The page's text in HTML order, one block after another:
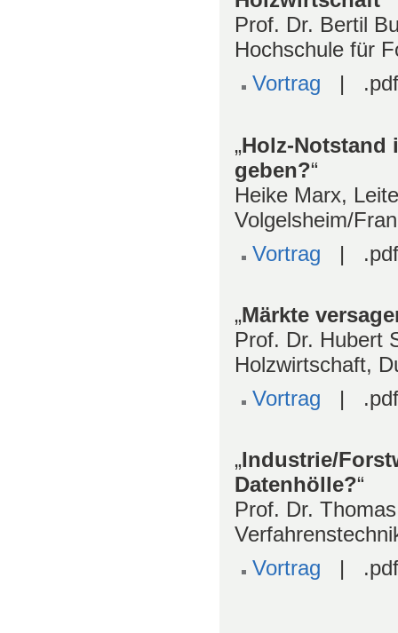
Prof. Dr. Bertil
Hochschule für
Vortrag |
„Holz-Notstand
geben?“
Heike Marx,
Volgelsheim/
Vortrag |
„Märkte
Prof. Dr. Hubert
Holzwirtschaft,
Vortrag |
„Industrie/
Datenhölle?“
Prof. Dr.
Vortrag |